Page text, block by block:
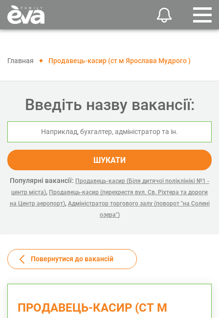
Главная Продавець-касир (ст м Ярослава Мудрого )
Введіть назву вакансії:
ШУКАТИ
Популярні вакансії: Продавець-касир (Біля дитячої поліклінікі №1 -
центр міста), Продавець-касир (перехрестя вул. Св. Ріхтера та дороги
на Центр аеропорт), Адміністратор торгового залу (поворот "на Солені
озера")
Повернутися до вакансій
ПРОДАВЕЦЬ-КАСИР (СТ М